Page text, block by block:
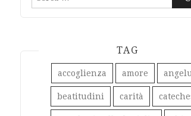
TAG
accoglienza amore
beatitudini carità